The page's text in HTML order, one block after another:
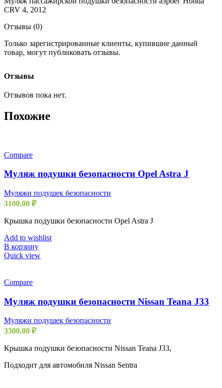
CRV 4, 2012
Отзывы (0)
Отзывы
Отзывов пока нет.
Только зарегистрированные клиенты, купившие данный
товар, могут публиковать отзывы.
Похожие
Compare
Муляж подушки безопасности Opel Astra J
Муляжи подушек безопасности
3100,00 ₽
Крышка подушки безопасности Opel Astra J
Add to wishlist
В корзину
Quick view
Compare
Муляж подушки безопасности Nissan Teana J33
Муляжи подушек безопасности
3300,00 ₽
Крышка подушки безопасности Nissan Teana J33,
Подходит для автомобиля Nissan Sentra